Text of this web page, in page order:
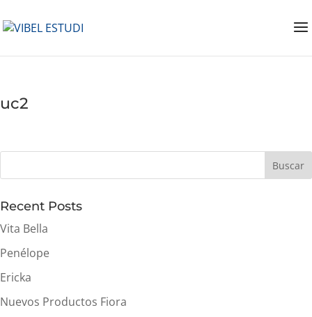
uc2
Buscar
Recent Posts
Vita Bella
Penélope
Ericka
Nuevos Productos Fiora